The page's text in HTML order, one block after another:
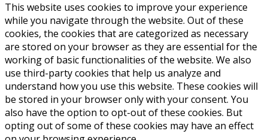
This website uses cookies to improve your experience
while you navigate through the website. Out of these
cookies, the cookies that are categorized as necessary
are stored on your browser as they are essential for the
working of basic functionalities of the website. We also
use third-party cookies that help us analyze and
understand how you use this website. These cookies will
be stored in your browser only with your consent. You
also have the option to opt-out of these cookies. But
opting out of some of these cookies may have an effect